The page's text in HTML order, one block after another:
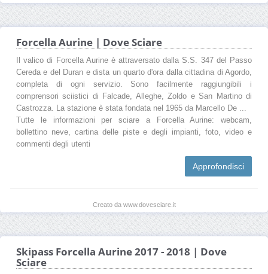
Forcella Aurine | Dove Sciare
Il valico di Forcella Aurine è attraversato dalla S.S. 347 del Passo
Cereda e del Duran e dista un quarto d'ora dalla cittadina di Agordo,
completa di ogni servizio. Sono facilmente raggiungibili i
comprensori sciistici di Falcade, Alleghe, Zoldo e San Martino di
Castrozza. La stazione è stata fondata nel 1965 da Marcello De ...
Tutte le informazioni per sciare a Forcella Aurine: webcam,
bollettino neve, cartina delle piste e degli impianti, foto, video e
commenti degli utenti
Approfondisci
Creato da www.dovesciare.it
Skipass Forcella Aurine 2017 - 2018 | Dove
Sciare